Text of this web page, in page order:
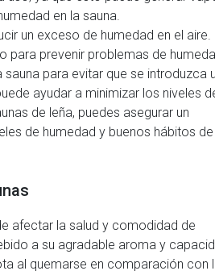
en la sauna.
un exceso de humedad en el aire.
para prevenir problemas de
para evitar que se introduzca
ayudar a minimizar los niveles
de leña, puedes asegurar un
de humedad y buenos hábitos de
afectar la salud y comodidad de
a su agradable aroma y
al quemarse en comparación con